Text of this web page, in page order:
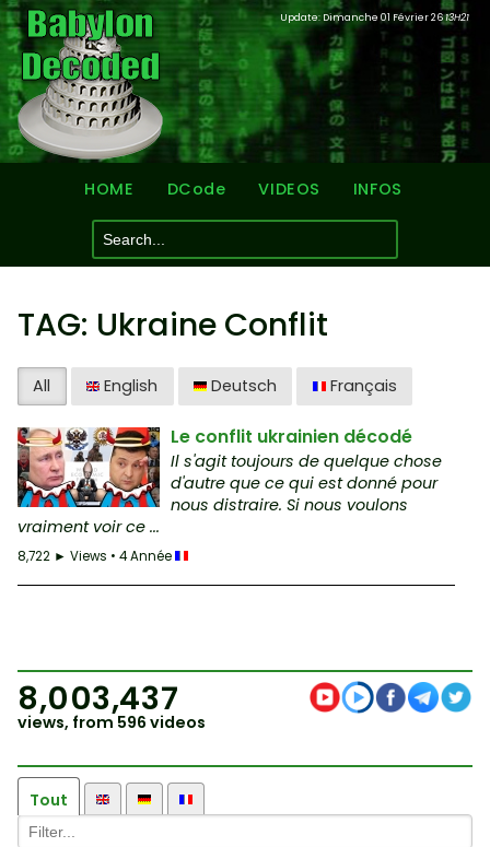
Update: Dimanche 01 Février 2613H21
HOME DCode VIDEOS INFOS
TAG: Ukraine Conflit
All English Deutsch Français
Le conflit ukrainien décodé
Il s'agit toujours de quelque chose
d'autre que ce qui est donné pour
nous distraire. Si nous voulons
vraiment voir ce ...
8,722 ► Views • 4 Année
8,003,437
views, from 596 videos
Tout